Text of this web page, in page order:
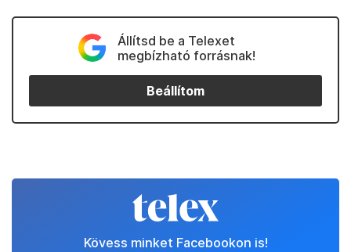
Állítsd be a Telexet
megbízható forrásnak!
Beállítom
Kövess minket Facebookon is!